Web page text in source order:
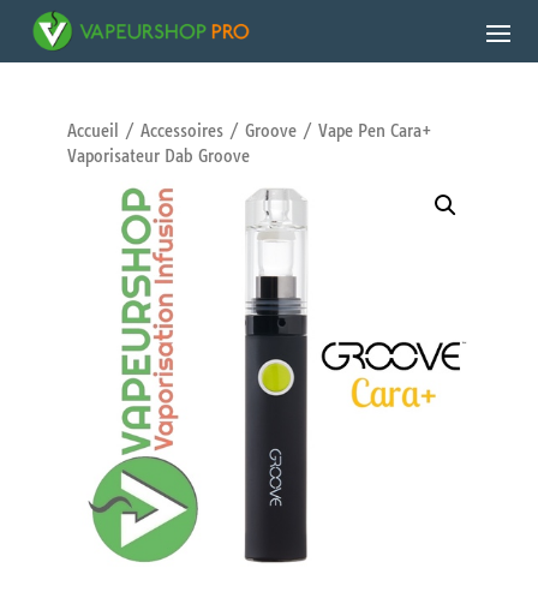
Accueil / Accessoires/ Groove/ Vape Pen Cara+
Vaporisateur Dab Groove